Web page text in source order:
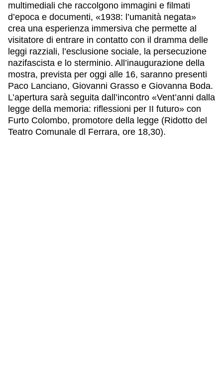
multimediali che raccolgono immagini e filmati
d’epoca e documenti, «1938: l’umanità negata»
crea una esperienza immersiva che permette al
visitatore di entrare in contatto con il dramma delle
leggi razziali, l’esclusione sociale, la persecuzione
nazifascista e lo sterminio. All’inaugurazione della
mostra, prevista per oggi alle 16, saranno presenti
Paco Lanciano, Giovanni Grasso e Giovanna Boda.
L’apertura sarà seguita dall’incontro «Vent’anni dalla
legge della memoria: riflessioni per II futuro» con
Furto Colombo, promotore della legge (Ridotto del
Teatro Comunale dl Ferrara, ore 18,30).